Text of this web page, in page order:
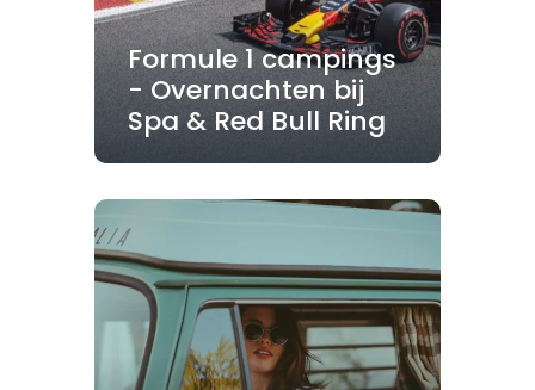
Formule 1 campings
- Overnachten bij
Spa & Red Bull Ring